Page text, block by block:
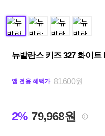
뉴발란스 키즈 327 화이트
앱 전용 혜택가 81,600원
2% 79,968원